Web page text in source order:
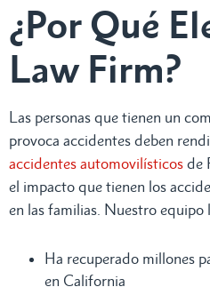
¿Por Qué
Law Firm?
Las personas que tienen un
provoca accidentes deben
accidentes automovilísticos de
el impacto que tienen los
en las familias. Nuestro equipo
Ha recuperado millones
en California